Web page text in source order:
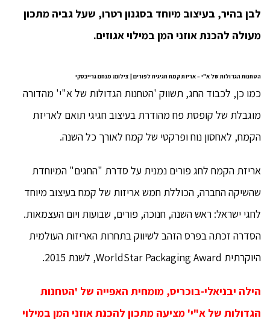
לבן בהיר, בעיצוב מיוחד בסגנון רטרו, שעל גביה מתכון
מעולה להכנת אוזני המן במילוי אגוזים.
הטחנות הגדולות של א"י – אריזת קמח חגיגית לפורים | צילום: מנחם גרייבסקי
כמו כן, לכבוד החג, תשווק 'הטחנות הגדולות של א"י' מהדורה
מוגבלת של קופסת פח מהודרת בעיצוב חגיגי תואם לאריזת
הקמח, לאחסון נוח ופרקטי של קמח לאורך כל השנה.
אריזת הקמח לחג פורים נמנית על סדרת "החגים" המיוחדת
שהשיקה החברה, הכוללת חמש אריזות של קמח בעיצוב מיוחד
לחגי ישראל: ראש השנה, חנוכה, פורים, שבועות ויום העצמאות.
הסדרה זכתה בפרס הזהב לשיווק בתחרות האריזות העולמית
היוקרתית WorldStar Packaging Award, לשנת 2015.
הילה יבניאלי-בוכריס, מומחית האפייה של 'הטחנות
הגדולות של א"י' מציעה מתכון להכנת אוזני המן במילוי